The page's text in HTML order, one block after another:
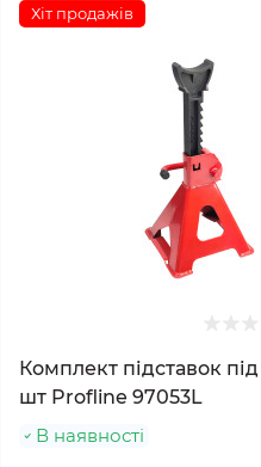
Хіт продажів
Комплект підставок
шт Profline 97053L
В наявності